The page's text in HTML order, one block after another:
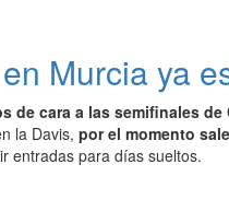
Murcia ya
de cara a las semifinales de
la Davis, por el momento
entradas para días sueltos.